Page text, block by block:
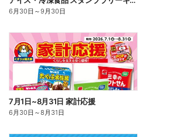
6月30日 ～9月30日
7月1日~8月31日 家計応援
6月30日 ～8月31日